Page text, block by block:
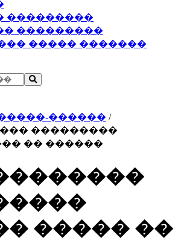
���������
���������
����� �������
������ /
���������
�� ������
����� ��